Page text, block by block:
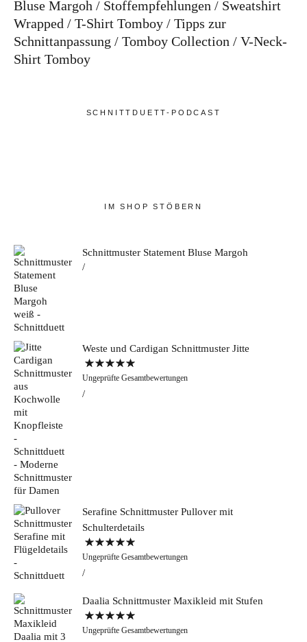
Bluse Margoh Stoffempfehlungen
Sweatshirt
Wrapped
T-Shirt Tomboy
Tipps zur
Schnittanpassung
Tomboy Collection
V-Neck-
Shirt Tomboy
SCHNITTDUETT-PODCAST
IM SHOP STÖBERN
Schnittmuster Statement Bluse Margoh
Weste und Cardigan Schnittmuster Jitte
Bewertet mit
5.00von 5
Ungeprüfte Gesamtbewertungen
Serafine Schnittmuster Pullover mit
Schulterdetails
Bewertet mit
5.00von 5
Ungeprüfte Gesamtbewertungen
Daalia Schnittmuster Maxikleid mit Stufen
Bewertet mit
5.00von 5
Ungeprüfte Gesamtbewertungen